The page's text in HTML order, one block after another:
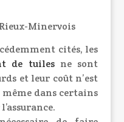
Minervois
cités, les
de tuiles ne sont
et leur coût n’est
dans certains